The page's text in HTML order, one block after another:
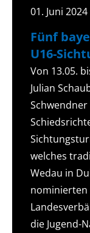
01. Juni 2024
Fünf
U16-
Von 13.05.
Julian
welches
Wedau in
nominierten
die Jugend-